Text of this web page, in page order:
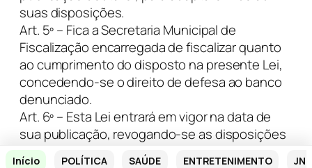
Início POLÍTICA SAÚDE ENTRETENIMENTO JN
suas disposições.
Art. 5º – Fica a Secretaria Municipal de
Fiscalização encarregada de fiscalizar quanto
ao cumprimento do disposto na presente Lei,
concedendo-se o direito de defesa ao banco
denunciado.
Art. 6º – Esta Lei entrará em vigor na data de
sua publicação, revogando-se as disposições
em contrário.